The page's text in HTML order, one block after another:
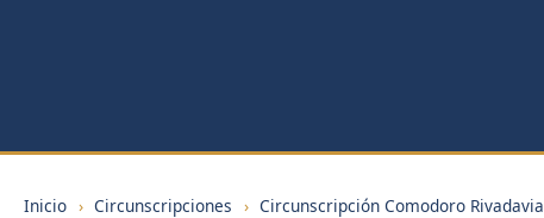
Inicio › Circunscripciones › Circunscripción Comodoro Rivadavia